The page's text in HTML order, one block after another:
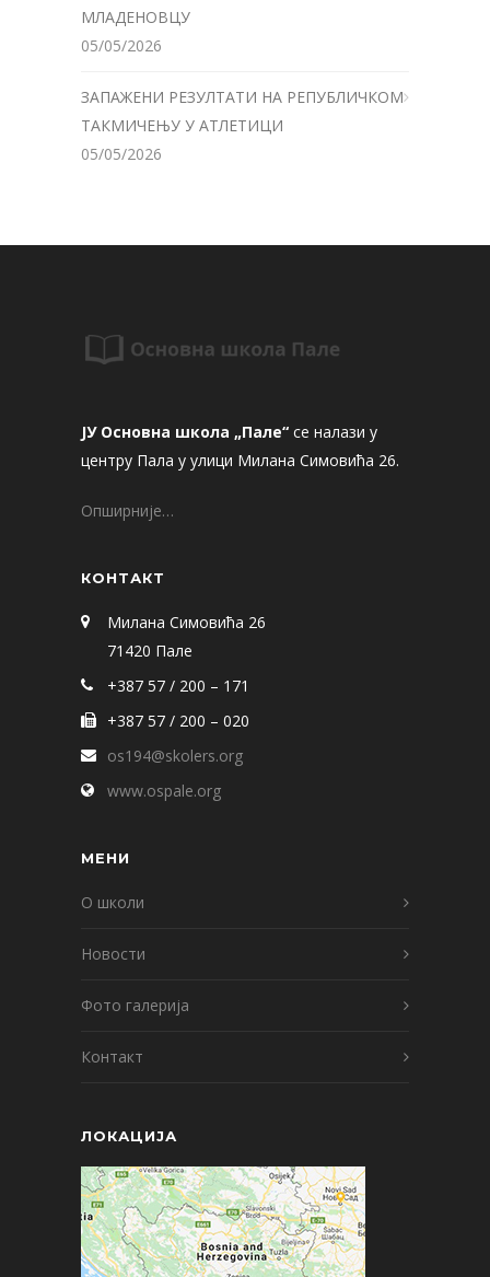
МЛАДЕНОВЦУ
05/05/2026
ЗАПАЖЕНИ РЕЗУЛТАТИ НА РЕПУБЛИЧКОМ
ТАКМИЧЕЊУ У АТЛЕТИЦИ
05/05/2026
ЈУ Основна школа „Пале“ се налази у
центру Пала у улици Милана Симовића 26.
Опширније…
КОНТАКТ
Милана Симовића 26
71420 Пале
+387 57 / 200 – 171
+387 57 / 200 – 020
os194@skolers.org
www.ospale.org
МЕНИ
О школи
Новости
Фото галерија
Контакт
ЛОКАЦИЈА